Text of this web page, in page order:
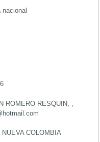
nacional
ROMERO RESQUIN, ,
COLOMBIA